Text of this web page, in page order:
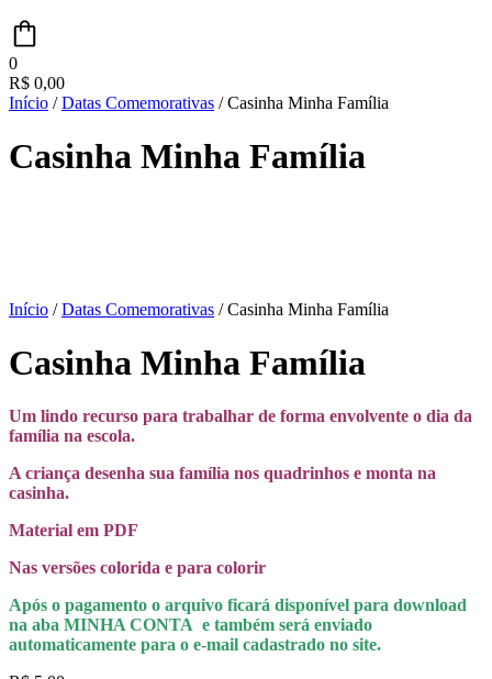
0
R$ 0,00
Início /Datas Comemorativas / Casinha Minha Família
Casinha Minha Família
Início /Datas Comemorativas / Casinha Minha Família
Casinha Minha Família
Um lindo recurso para trabalhar de forma envolvente o dia da
família na escola.
A criança desenha sua família nos quadrinhos e monta na
casinha.
Material em PDF
Nas versões colorida e para colorir
Após o pagamento o arquivo ficará disponível para download
na aba MINHA CONTA e também será enviado
automaticamente para o e-mail cadastrado no site.